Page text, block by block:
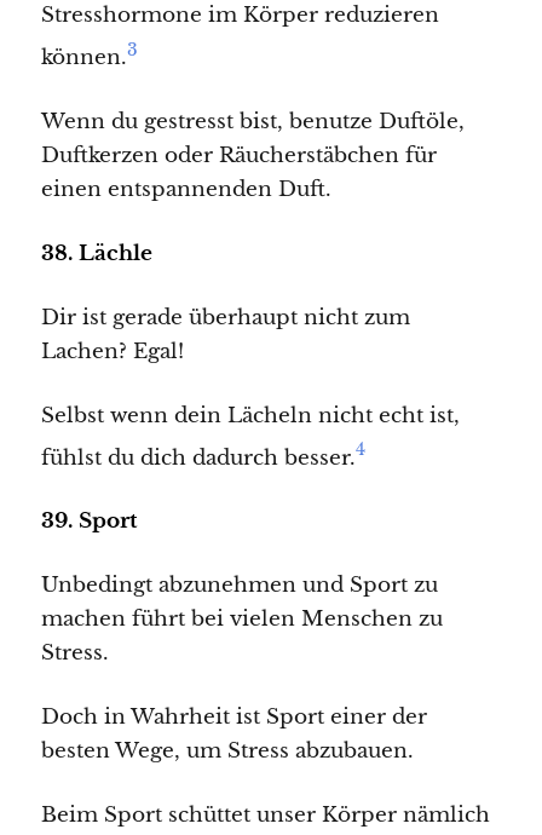
Stresshormone im Körper reduzieren
können.3
Wenn du gestresst bist, benutze Duftöle,
Duftkerzen oder Räucherstäbchen für
einen entspannenden Duft.
38. Lächle
Dir ist gerade überhaupt nicht zum
Lachen? Egal!
Selbst wenn dein Lächeln nicht echt ist,
fühlst du dich dadurch besser.4
39. Sport
Unbedingt abzunehmen und Sport zu
machen führt bei vielen Menschen zu
Stress.
Doch in Wahrheit ist Sport einer der
besten Wege, um Stress abzubauen.
Beim Sport schüttet unser Körper nämlich